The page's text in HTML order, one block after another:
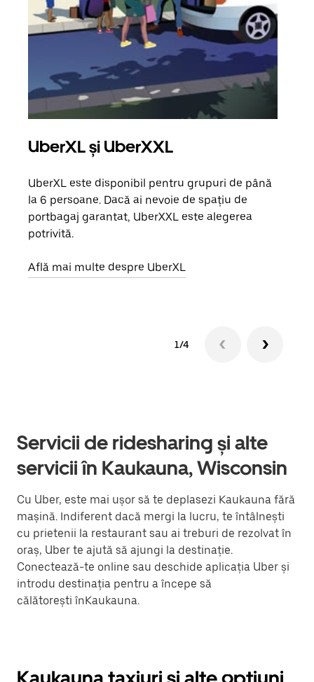
UberXL și UberXXL
UberXL este disponibil pentru grupuri de până
la 6 persoane. Dacă ai nevoie de spațiu de
portbagaj garantat, UberXXL este alegerea
potrivită.
Află mai multe despre UberXL
1/4
Servicii de ridesharing și alte
servicii în Kaukauna, Wisconsin
Cu Uber, este mai ușor să te deplasezi Kaukauna fără
mașină. Indiferent dacă mergi la lucru, te întâlnești
cu prietenii la restaurant sau ai treburi de rezolvat în
oraș, Uber te ajută să ajungi la destinație.
Conectează-te online sau deschide aplicația Uber și
introdu destinația pentru a începe să
călătorești înKaukauna.